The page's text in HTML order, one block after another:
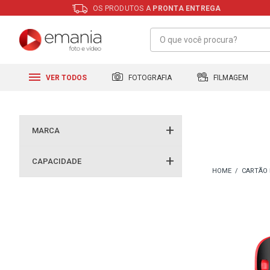
OS PRODUTOS A PRONTA ENTREGA
VER TODOS FOTOGRAFIA FILMAGEM
MARCA
CAPACIDADE
CARTÃO